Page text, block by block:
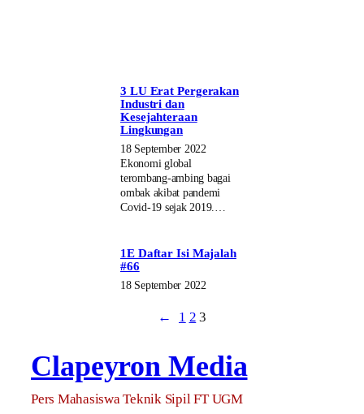
3 LU Erat Pergerakan
Industri dan
Kesejahteraan
Lingkungan
18 September 2022
Ekonomi global
terombang-ambing bagai
ombak akibat pandemi
Covid-19 sejak 2019.…
1E Daftar Isi Majalah
#66
18 September 2022
← 1 2 3
Clapeyron Media
Pers Mahasiswa Teknik Sipil FT UGM